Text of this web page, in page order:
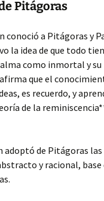
Pitágoras
conoció a Pitágoras y
la idea de que todo
como inmortal y
que el
es recuerdo, y
de la
de Pitágoras
y racional, base